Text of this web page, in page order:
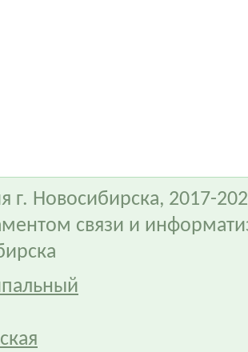
Новосибирска, 2017-
связи и